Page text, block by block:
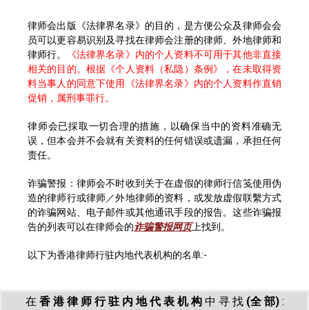
律师会出版《法律界名录》的目的，是方便公众及律师会会
员可以更容易识别及寻找在律师会注册的律师、外地律师和
律师行。
《法律界名录》内的个人资料不可用于其他非直接
相关的目的。根据《个人资料（私隐）条例》，在未取得资
料当事人的同意下使用《法律界名录》内的个人资料作直销
促销，属刑事罪行。
律师会已採取一切合理的措施，以确保当中的资料准确无
误，但本会并不会就有关资料的任何错误或遗漏，承担任何
责任。
诈骗警报：律师会不时收到关于在虚假的律师行信笺使用伪
造的律师行或律师／外地律师的资料，或发放虚假联繫方式
的诈骗网站、电子邮件或其他通讯手段的报告。这些诈骗报
告的列表可以在律师会的诈骗警报网页上找到。
以下为香港律师行驻内地代表机构的名单:-
在 香 港 律 师 行 驻 内 地 代 表 机 构中 寻 找 (全 部):